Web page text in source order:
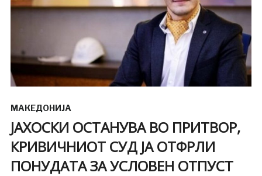
МАКЕДОНИЈА
ЈАХОСКИ ОСТАНУВА ВО ПРИТВОР,
КРИВИЧНИОТ СУД ЈА ОТФРЛИ
ПОНУДАТА ЗА УСЛОВЕН ОТПУСТ